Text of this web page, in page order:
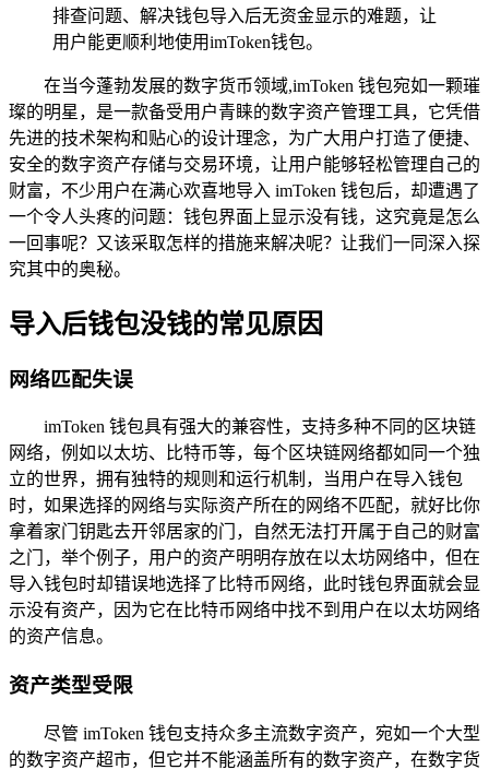
排查问题、解决钱包导入后无资金显示的难题，让
用户能更顺利地使用imToken钱包。
在当今蓬勃发展的数字货币领域,imToken 钱包宛如一颗璀
璨的明星，是一款备受用户青睐的数字资产管理工具，它凭借
先进的技术架构和贴心的设计理念，为广大用户打造了便捷、
安全的数字资产存储与交易环境，让用户能够轻松管理自己的
财富，不少用户在满心欢喜地导入 imToken 钱包后，却遭遇了
一个令人头疼的问题：钱包界面上显示没有钱，这究竟是怎么
一回事呢？又该采取怎样的措施来解决呢？让我们一同深入探
究其中的奥秘。
导入后钱包没钱的常见原因
网络匹配失误
imToken 钱包具有强大的兼容性，支持多种不同的区块链
网络，例如以太坊、比特币等，每个区块链网络都如同一个独
立的世界，拥有独特的规则和运行机制，当用户在导入钱包
时，如果选择的网络与实际资产所在的网络不匹配，就好比你
拿着家门钥匙去开邻居家的门，自然无法打开属于自己的财富
之门，举个例子，用户的资产明明存放在以太坊网络中，但在
导入钱包时却错误地选择了比特币网络，此时钱包界面就会显
示没有资产，因为它在比特币网络中找不到用户在以太坊网络
的资产信息。
资产类型受限
尽管 imToken 钱包支持众多主流数字资产，宛如一个大型
的数字资产超市，但它并不能涵盖所有的数字资产，在数字货